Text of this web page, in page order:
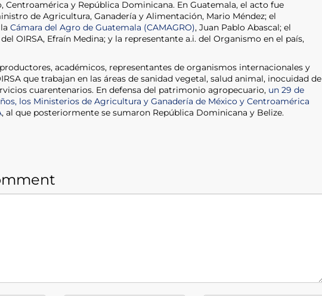
Centroamérica y República Dominicana. En Guatemala, el acto fue
de Agricultura, Ganadería y Alimentación, Mario Méndez; el
Cámara del Agro de Guatemala (CAMAGRO), Juan Pablo Abascal; el
OIRSA, Efraín Medina; y la representante a.i. del Organismo en el país,
académicos, representantes de organismos internacionales y
que trabajan en las áreas de sanidad vegetal, salud animal, inocuidad de
cuarentenarios. En defensa del patrimonio agropecuario, un 29 de
los Ministerios de Agricultura y Ganadería de México y Centroamérica
, al que posteriormente se sumaron República Dominicana y Belize.